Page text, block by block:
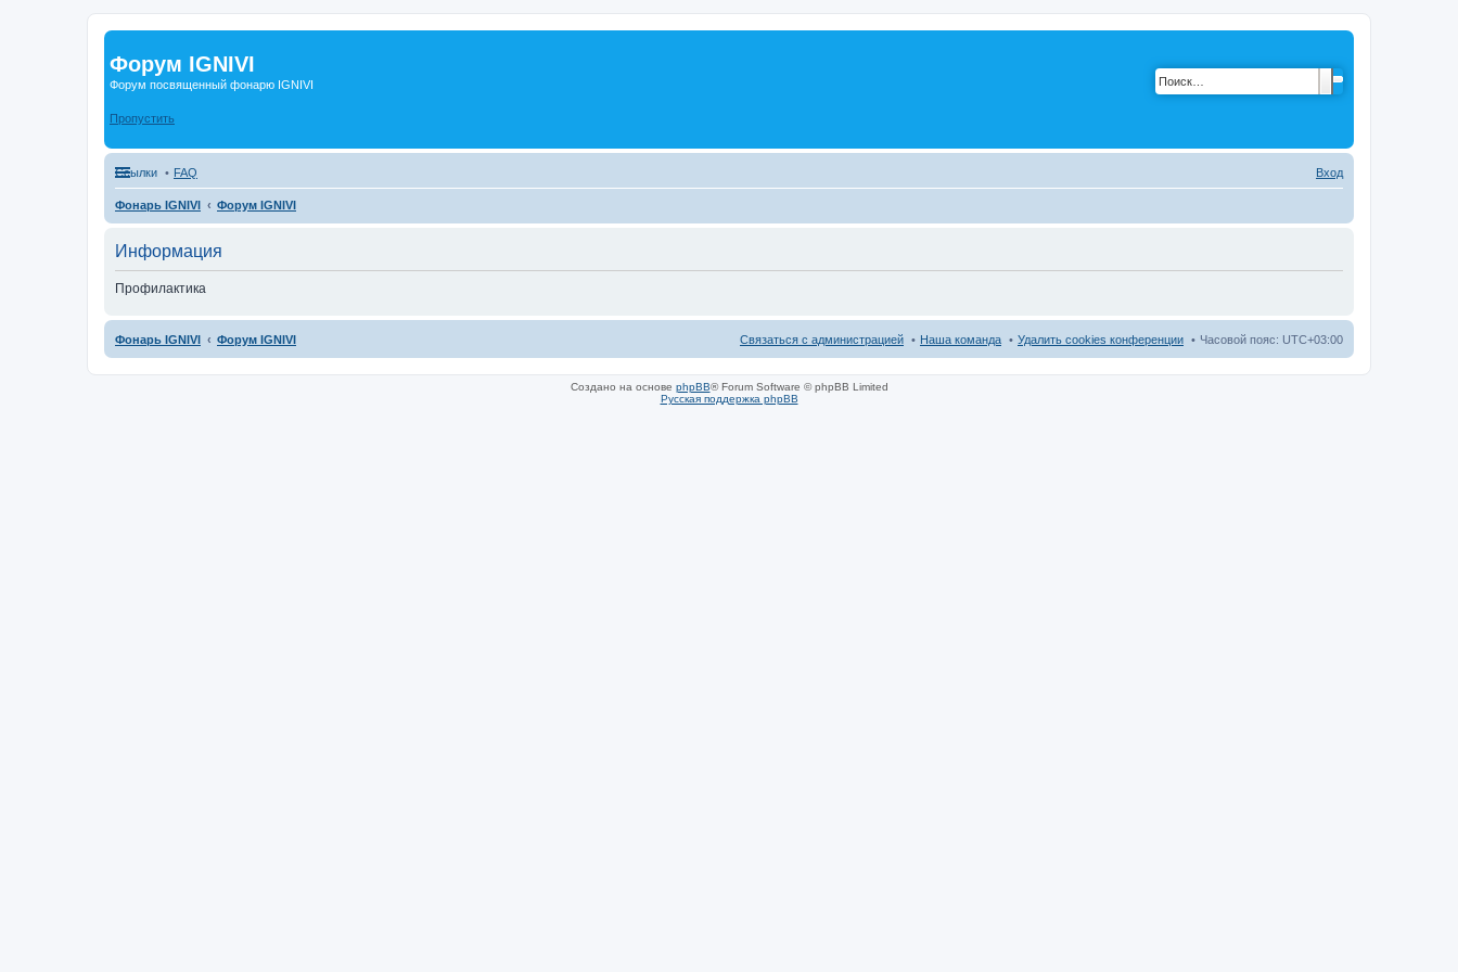
Форум IGNIVI
Форум посвященный фонарю IGNIVI
Пропустить
Ссылки FAQ Вход
Фонарь IGNIVI Форум IGNIVI
Информация
Профилактика
Фонарь IGNIVI Форум IGNIVI Часовой пояс: UTC+03:00
Удалить cookies конференции
Наша команда
Связаться с администрацией
Создано на основе phpBB® Forum Software © phpBB Limited
Русская поддержка phpBB